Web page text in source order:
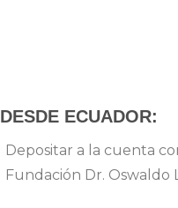
DESDE ECUADOR:
Depositar a la cuenta
Fundación Dr. Oswaldo